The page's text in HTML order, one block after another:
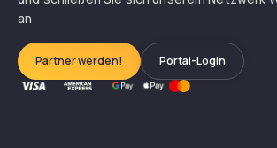
an
Partner werden! Portal-Login